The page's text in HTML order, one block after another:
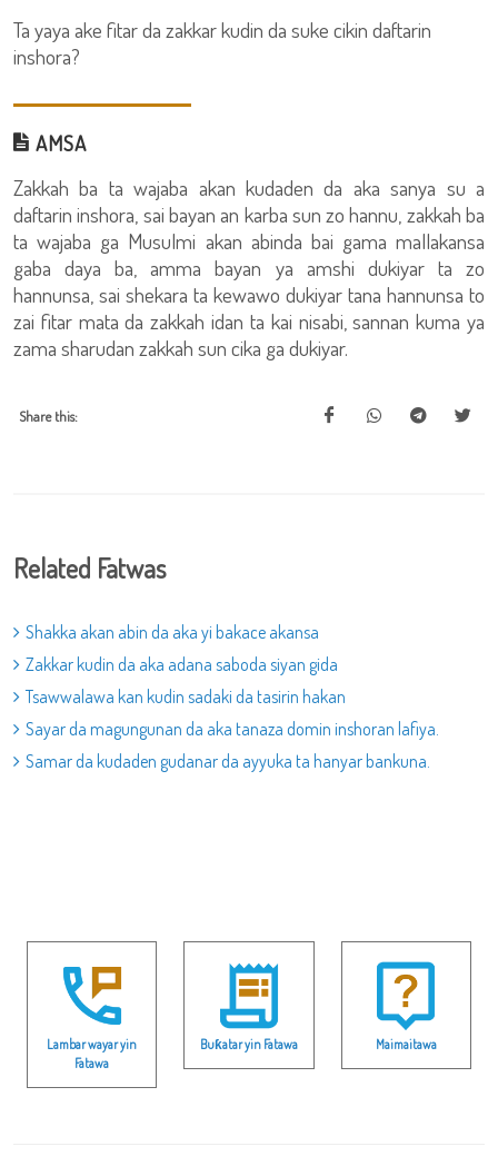
Ta yaya ake fitar da zakkar kudin da suke cikin daftarin
inshora?
AMSA
Zakkah ba ta wajaba akan kudaden da aka sanya su a
daftarin inshora, sai bayan an karba sun zo hannu, zakkah ba
ta wajaba ga Musulmi akan abinda bai gama mallakansa
gaba daya ba, amma bayan ya amshi dukiyar ta zo
hannunsa, sai shekara ta kewawo dukiyar tana hannunsa to
zai fitar mata da zakkah idan ta kai nisabi, sannan kuma ya
zama sharudan zakkah sun cika ga dukiyar.
Share this:
Related Fatwas
Shakka akan abin da aka yi bakace akansa
Zakkar kudin da aka adana saboda siyan gida
Tsawwalawa kan kudin sadaki da tasirin hakan
Sayar da magungunan da aka tanaza domin inshoran lafiya.
Samar da kudaden gudanar da ayyuka ta hanyar bankuna.
Lambar wayar yin
Fatawa
Buƙatar yin Fatawa Maimaitawa